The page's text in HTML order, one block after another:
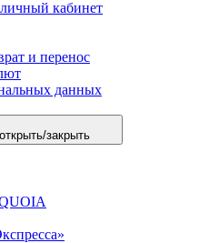
кабинет
и перенос
данных
закрыть